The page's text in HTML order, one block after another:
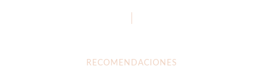
RECOMENDACIONES